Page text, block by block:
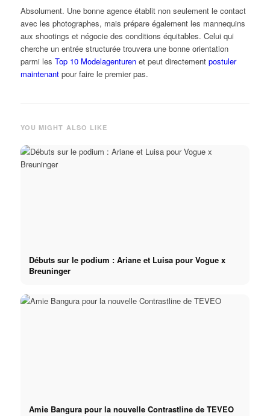
Absolument. Une bonne agence établit non seulement le contact
avec les photographes, mais prépare également les mannequins
aux shootings et négocie des conditions équitables. Celui qui
cherche un entrée structurée trouvera une bonne orientation
parmi les Top 10 Modelagenturenet peut directement postuler
maintenantpour faire le premier pas.
YOU MIGHT ALSO LIKE
Débuts sur le podium : Ariane et Luisa pour Vogue x
Breuninger
Amie Bangura pour la nouvelle Contrastline de TEVEO